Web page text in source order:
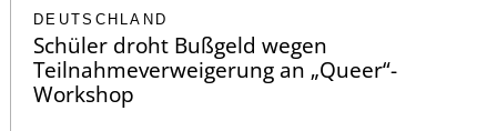
DEUTSCHLAND
Schüler droht Bußgeld wegen
Teilnahmeverweigerung an „Queer“-
Workshop